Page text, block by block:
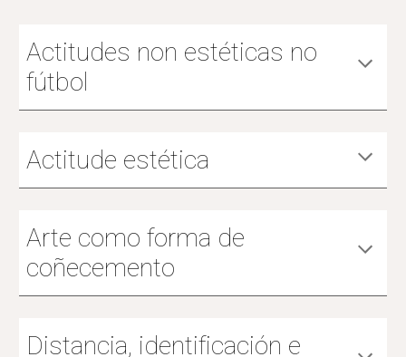
Actitudes non estéticas no
fútbol
Actitude estética
Arte como forma de
coñecemento
Distancia, identificación e